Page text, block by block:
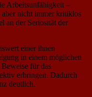
Arbeitsunfähigkeit –
aber nicht immer kritiklos
an der Seriosität der
einer ihnen
in einem möglichen
für das
erbringen. Dadurch
deutlich.